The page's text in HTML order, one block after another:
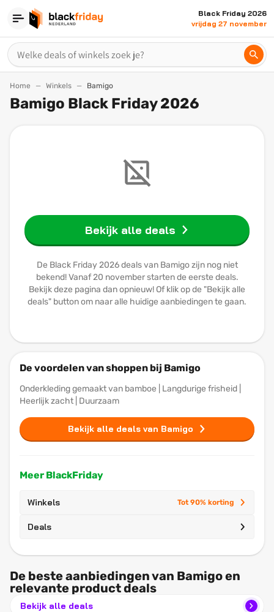
Black Friday 2026
vrijdag 27 november
Home Winkels Bamigo
Bamigo Black Friday 2026
Bekijk alle deals
De Black Friday 2026 deals van Bamigo zijn nog niet
bekend! Vanaf 20 november starten de eerste deals.
Bekijk deze pagina dan opnieuw! Of klik op de "Bekijk alle
deals" button om naar alle huidige aanbiedingen te gaan.
De voordelen van shoppen bij Bamigo
Onderkleding gemaakt van bamboe | Langdurige frisheid |
Heerlijk zacht | Duurzaam
Bekijk alle deals van Bamigo
Meer BlackFriday
Winkels Tot 90% korting
Deals
De beste aanbiedingen van Bamigo en
relevante product deals
Bekijk alle deals